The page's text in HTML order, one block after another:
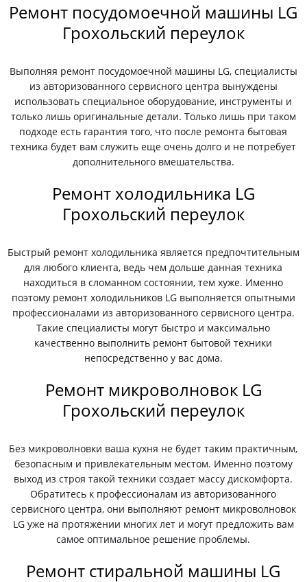
Ремонт посудомоечной машины LG
Грохольский переулок
Выполняя ремонт посудомоечной машины LG, специалисты
из авторизованного сервисного центра вынуждены
использовать специальное оборудование, инструменты и
только лишь оригинальные детали. Только лишь при таком
подходе есть гарантия того, что после ремонта бытовая
техника будет вам служить еще очень долго и не потребует
дополнительного вмешательства.
Ремонт холодильника LG
Грохольский переулок
Быстрый ремонт холодильника является предпочтительным
для любого клиента, ведь чем дольше данная техника
находиться в сломанном состоянии, тем хуже. Именно
поэтому ремонт холодильников LG выполняется опытными
профессионалами из авторизованного сервисного центра.
Такие специалисты могут быстро и максимально
качественно выполнить ремонт бытовой техники
непосредственно у вас дома.
Ремонт микроволновок LG
Грохольский переулок
Без микроволновки ваша кухня не будет таким практичным,
безопасным и привлекательным местом. Именно поэтому
выход из строя такой техники создает массу дискомфорта.
Обратитесь к профессионалам из авторизованного
сервисного центра, они выполняют ремонт микроволновок
LG уже на протяжении многих лет и могут предложить вам
самое оптимальное решение проблемы.
Ремонт стиральной машины LG